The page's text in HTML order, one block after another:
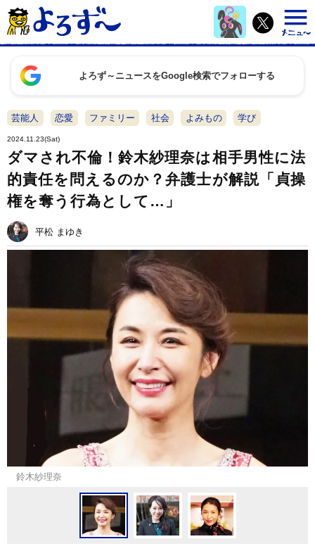
よろず～ニュースをGoogle検索でフォローする
芸能人 恋愛 ファミリー 社会 よみもの 学び
2024.11.23(Sat)
ダマされ不倫！鈴木紗理奈は相手男性に法
的責任を問えるのか？弁護士が解説「貞操
権を奪う行為として…」
平松 まゆき
鈴木紗理奈